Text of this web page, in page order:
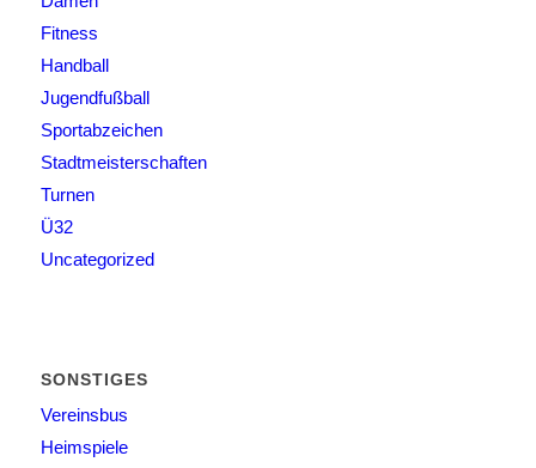
Fitness
Handball
Jugendfußball
Sportabzeichen
Stadtmeisterschaften
Turnen
Ü32
Uncategorized
SONSTIGES
Vereinsbus
Heimspiele